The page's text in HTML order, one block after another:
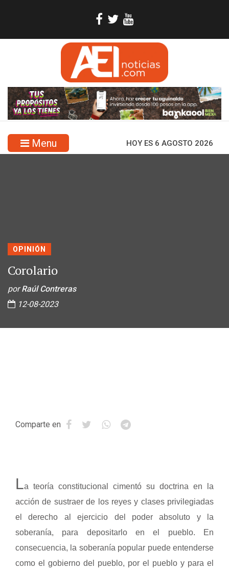
Menu HOY ES 6 AGOSTO 2026
OPINIÓN
Corolario
porRaúl Contreras
12-08-2023
Comparte en
La teoría constitucional cimentó su doctrina en la
acción de sustraer de los reyes y clases privilegiadas
el derecho al ejercicio del poder absoluto y la
soberanía, para depositarlo en el pueblo. En
consecuencia, la soberanía popular puede entenderse
como el gobierno del pueblo, por el pueblo y para el